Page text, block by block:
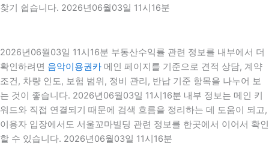
찾기 쉽습니다. 2026년06월03일 11시16분
2026년06월03일 11시16분 부동산수익률 관련 정보를 내부에서 더
확인하려면 음악이용권카 메인 페이지를 기준으로 견적 상담, 계약
조건, 차량 인도, 보험 범위, 정비 관리, 반납 기준 항목을 나누어 보
는 것이 좋습니다. 2026년06월03일 11시16분 내부 정보는 메인 키
워드와 직접 연결되기 때문에 검색 흐름을 정리하는 데 도움이 되고,
이용자 입장에서도 서울꼬마빌딩 관련 정보를 한곳에서 이어서 확인
할 수 있습니다. 2026년06월03일 11시16분